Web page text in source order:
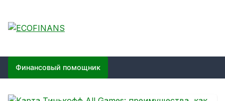
content
ECOFINANS
Финансовый помощник